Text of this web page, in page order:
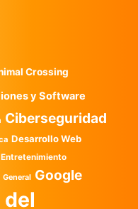
Crossing
y Software
Ciberseguridad
Desarrollo Web
Entretenimiento
General Google
del